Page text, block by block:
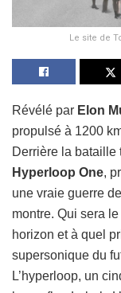
Le site de
Révélé par Elon
propulsé à 1200
Derrière la bataille
Hyperloop One,
une vraie guerre
montre. Qui sera
horizon et à quel
supersonique du
L’hyperloop, un